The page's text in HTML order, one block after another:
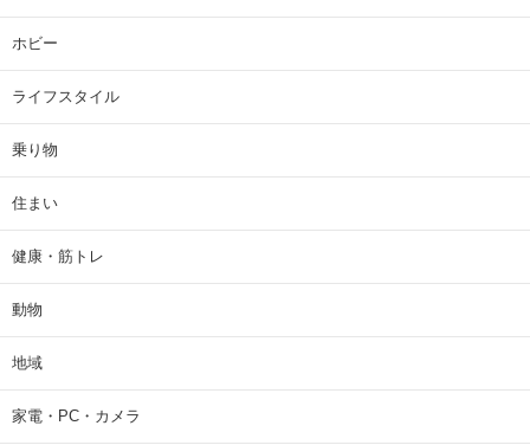
ホビー
ライフスタイル
乗り物
住まい
健康・筋トレ
動物
地域
家電・PC・カメラ